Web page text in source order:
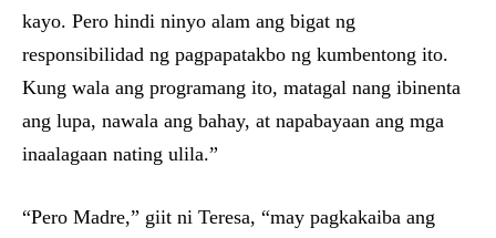
kayo. Pero hindi ninyo alam ang bigat ng
responsibilidad ng pagpapatakbo ng kumbentong ito.
Kung wala ang programang ito, matagal nang ibinenta
ang lupa, nawala ang bahay, at napabayaan ang mga
inaalagaan nating ulila.”
“Pero Madre,” giit ni Teresa, “may pagkakaiba ang